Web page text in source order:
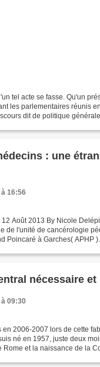
tel acte se fasse. Qu'un
les parlementaires réunis
dit de politique
: une
16:56
12 Août 2013 By Nicole
de l'unité de cancérologie
Poincaré à Garches( APHP
nécessaire et
09:30
en 2006-2007 lors de cette
né en 1957, juste deux
Rome et la naissance de la